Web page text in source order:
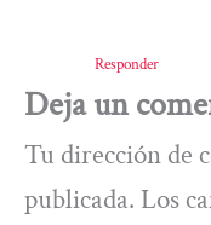
Responder
Deja un
Tu dirección de
publicada. Los